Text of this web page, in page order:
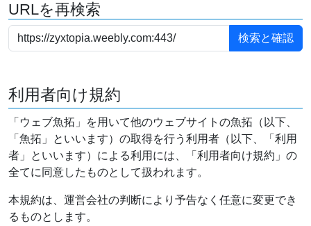
URLを再検索
利用者向け規約
「ウェブ魚拓」を用いて他のウェブサイトの魚拓（以下、
「魚拓」といいます）の取得を行う利用者（以下、「利用
者」といいます）による利用には、「利用者向け規約」の
全てに同意したものとして扱われます。
本規約は、運営会社の判断により予告なく任意に変更でき
るものとします。